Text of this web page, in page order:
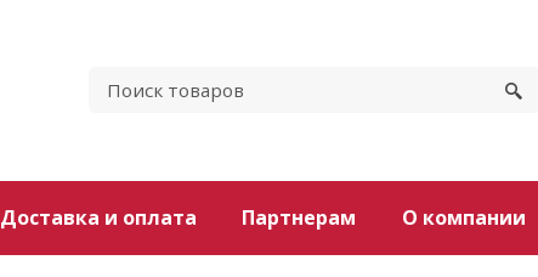
Доставка и оплата Партнерам О компании